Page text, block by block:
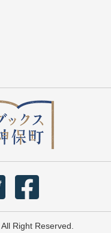
Right Reserved.